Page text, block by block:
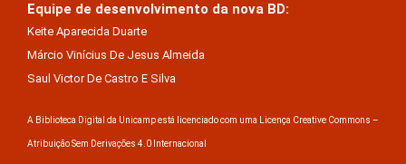
Equipe de desenvolvimento da nova BD:
Keite Aparecida Duarte
Márcio Vinícius De Jesus Almeida
Saul Victor De Castro E Silva
A Biblioteca Digital da Unicamp está licenciado com uma Licença Creative Commons –
Atribuição Sem Derivações 4.0 Internacional